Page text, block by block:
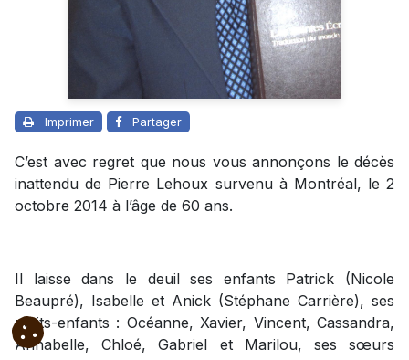
Imprimer Partager
C’est avec regret que nous vous annonçons le décès
inattendu de Pierre Lehoux survenu à Montréal, le 2
octobre 2014 à l’âge de 60 ans.
Il laisse dans le deuil ses enfants Patrick (Nicole
Beaupré), Isabelle et Anick (Stéphane Carrière), ses
petits-enfants : Océanne, Xavier, Vincent, Cassandra,
Annabelle, Chloé, Gabriel et Marilou, ses sœurs